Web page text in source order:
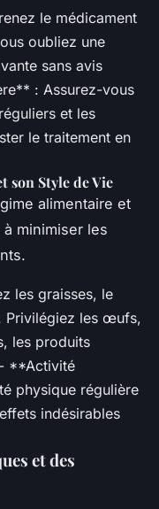
le médicament
oubliez une
sans avis
: Assurez-vous
et les
le traitement en
son Style de Vie
alimentaire et
minimiser les
les graisses, le
Privilégiez les œufs,
les produits
**Activité
physique régulière
indésirables
et des